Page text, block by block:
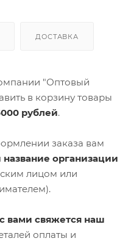
ДОСТАВКА
"Оптовый
в корзину товары
рублей.
заказа вам
организации
лицом или
вами свяжется наш
оплаты и